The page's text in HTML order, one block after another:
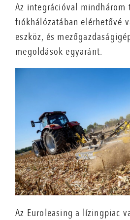
Az integrációval mindhárom
fiókhálózatában elérhetővé
eszköz, és
megoldások egyaránt.
Az Euroleasing a lízingpiac